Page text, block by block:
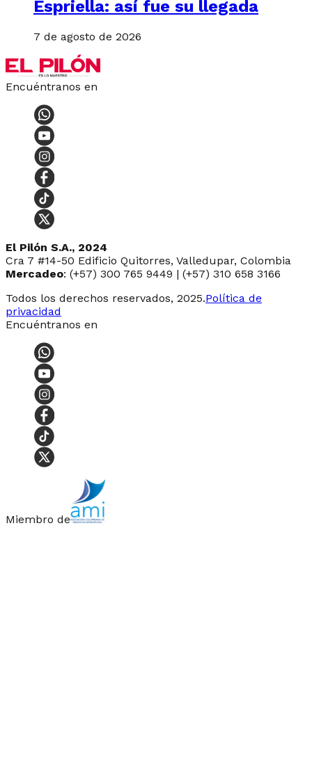
Espriella: así fue su llegada
7 de agosto de 2026
Encuéntranos en
El Pilón S.A., 2024
Cra 7 #14-50 Edificio Quitorres, Valledupar, Colombia
Mercadeo: (+57) 300 765 9449 | (+57) 310 658 3166
Todos los derechos reservados, 2025.Política de
privacidad
Encuéntranos en
Miembro de